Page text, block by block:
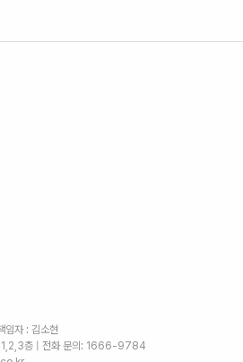
임자 : 김소현
1,2,3층 | 전화 문의: 1666-9784